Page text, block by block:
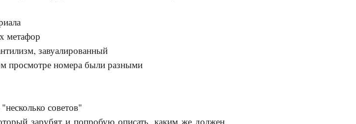
метафор
завуалированный
просмотре номера были разными
советов"
зарубят и попробую описать, каким же должен